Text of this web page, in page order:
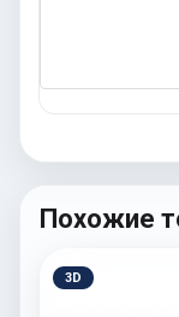
Похожие
3D